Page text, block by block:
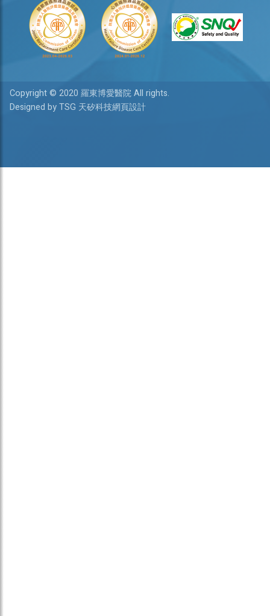
Copyright © 2020 羅東博愛醫院 All rights.
Designed by TSG 天矽科技網頁設計